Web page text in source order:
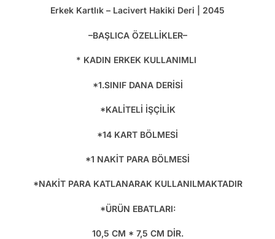
Erkek Kartlık – Lacivert Hakiki Deri | 2045
–BAŞLICA ÖZELLİKLER–
* KADIN ERKEK KULLANIMLI
*1.SINIF DANA DERİSİ
*KALİTELİ İŞÇİLİK
*14 KART BÖLMESİ
*1 NAKİT PARA BÖLMESİ
*NAKİT PARA KATLANARAK KULLANILMAKTADIR
*ÜRÜN EBATLARI:
10,5 CM * 7,5 CM DİR.